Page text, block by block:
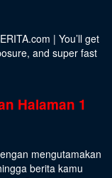
| You’ll get
and super fast
Halaman 1
mengutamakan
berita kamu